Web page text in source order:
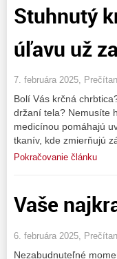
Stuhnutý
úľavu už
7. februára 2025,
Bolí Vás krčná
držaní tela? Nemusíte
medicínou pomáhajú
tkanív, kde zmierňujú
Pokračovanie článku
Vaše
6. februára 2025,
Nezabudnuteľné